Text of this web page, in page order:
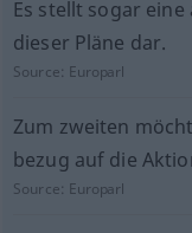
Es stellt sogar
dieser Pläne dar.
Source: Europarl
Zum zweiten
bezug auf die
Source: Europarl